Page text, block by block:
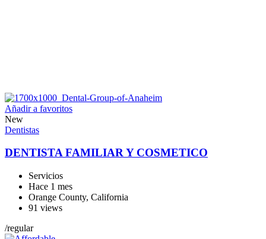
Añadir a favoritos
New
Dentistas
DENTISTA FAMILIAR Y COSMETICO
Servicios
Hace 1 mes
Orange County, California
91 views
/regular